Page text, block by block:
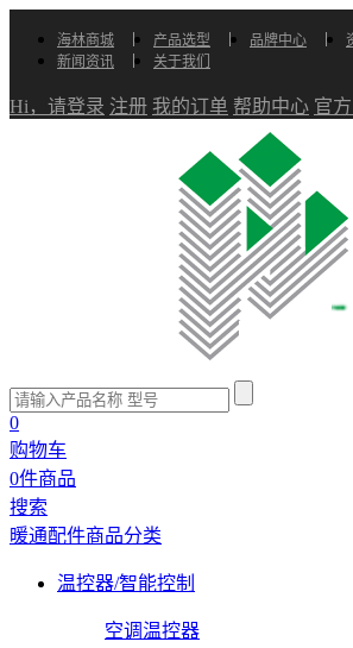
海林商城 产品选型 品牌中心
新闻资讯
关于我们
Hi，请登录 注册 我的订单 帮助中心 官
0
购物车
0件商品
搜索
暖通配件商品分类
温控器/智能控制
空调温控器